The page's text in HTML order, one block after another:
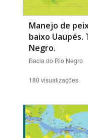
Manejo de
baixo Uaupés.
Negro.
Bacia do Rio Negro
180 visualizações